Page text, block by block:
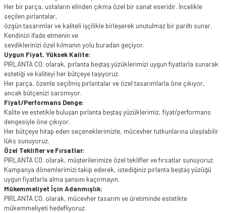
Her bir parça, ustaların elinden çıkma özel bir sanat eseridir. İncelikle
seçilen pırlantalar,
özgün tasarımlar ve kaliteli işçilikle birleşerek unutulmaz bir parıltı sunar.
Kendinizi ifade etmenin ve
sevdiklerinizi özel kılmanın yolu buradan geçiyor.
Uygun Fiyat, Yüksek Kalite:
PIRLANTA CO. olarak, pırlanta beştaş yüzüklerimizi uygun fiyatlarla sunarak
estetiği ve kaliteyi her bütçeye taşıyoruz.
Her parça, özenle seçilmiş pırlantalar ve özel tasarımlarla öne çıkıyor,
ancak bütçenizi sarsmıyor.
Fiyat/Performans Denge:
Kalite ve estetikle buluşan pırlanta beştaş yüzüklerimiz, fiyat/performans
dengesiyle öne çıkıyor.
Her bütçeye hitap eden seçeneklerimizle, mücevher tutkunlarına ulaşılabilir
lüks sunuyoruz.
Özel Teklifler ve Fırsatlar:
PIRLANTA CO. olarak, müşterilerimize özel teklifler ve fırsatlar sunuyoruz.
Kampanya dönemlerimizi takip ederek, istediğiniz pırlanta beştaş yüzüğü
uygun fiyatlarla alma şansını kaçırmayın.
Mükemmeliyet İçin Adanmışlık:
PIRLANTA CO. olarak, mücevher tasarım ve üretiminde estetikte
mükemmeliyeti hedefliyoruz.